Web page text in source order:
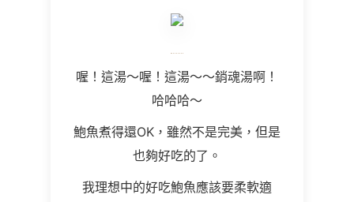
喔！這湯～喔！這湯～～銷魂湯啊！
哈哈哈～
鮑魚煮得還OK，雖然不是完美，但是
也夠好吃的了。
我理想中的好吃鮑魚應該要柔軟適